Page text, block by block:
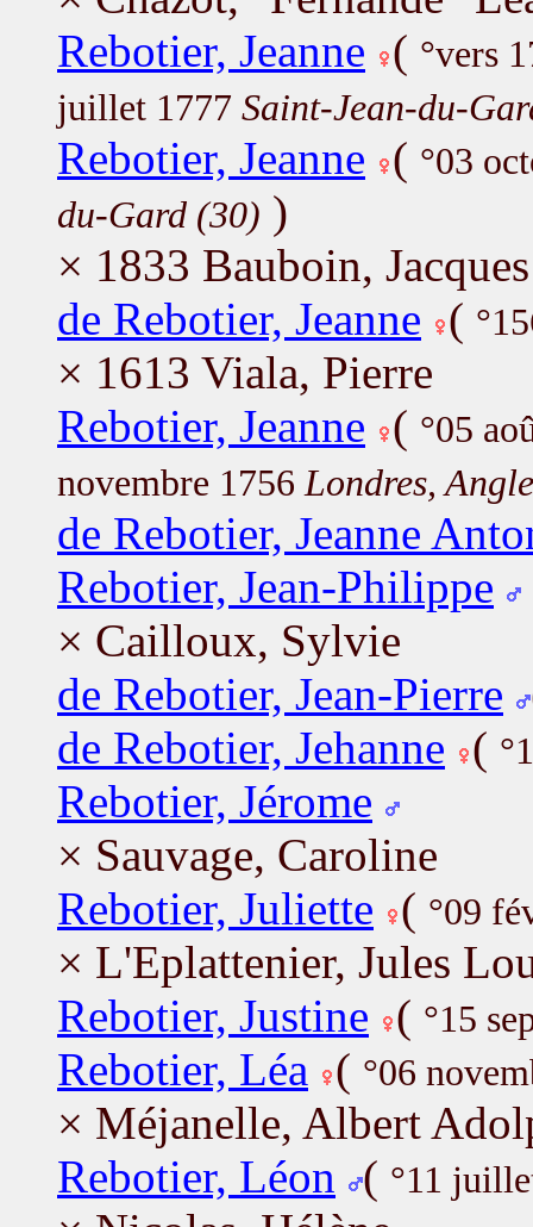
Rebotier, Jeanne ( °vers
juillet 1777 Saint-Jean-du-
Rebotier, Jeanne ( °03
du-Gard (30) )
× 1833 Bauboin, Jacques
de Rebotier, Jeanne (
× 1613 Viala, Pierre
Rebotier, Jeanne ( °05
novembre 1756 Londres,
de Rebotier, Jeanne
Rebotier, Jean-Philippe
× Cailloux, Sylvie
de Rebotier, Jean-Pierre
de Rebotier, Jehanne (
Rebotier, Jérome
× Sauvage, Caroline
Rebotier, Juliette ( °09
× L'Eplattenier, Jules
Rebotier, Justine ( °15
Rebotier, Léa ( °06
× Méjanelle, Albert
Rebotier, Léon
( °11